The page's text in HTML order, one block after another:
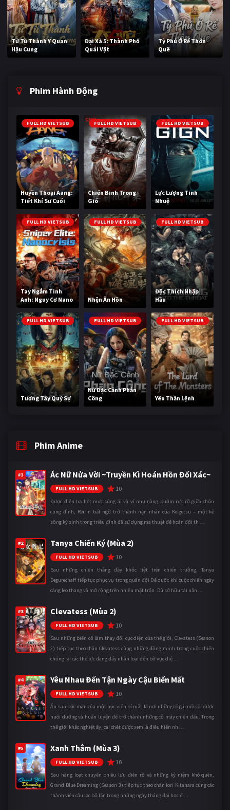
Tử Tù Thành Y Quan
Hậu Cung
Đại Xà 5: Thành Phố
Quái Vật
Tỷ Phú Ở Rể Thôn
Quê
Phim Hành Động
FULL HD VIETSUB
Huyền Thoại Aang:
Tiết Khí Sư Cuối
Cùng
FULL HD VIETSUB
Chiến Binh Trong
Gió
FULL HD VIETSUB
Lực Lượng Tinh
Nhuệ
FULL HD VIETSUB
Tay Ngắm Tinh
Anh: Nguy Cơ Nano
FULL HD VIETSUB
Nhện Ăn Hồn
FULL HD VIETSUB
Độc Thích Nhập
Hầu
FULL HD VIETSUB
Tương Tây Quỷ Sự
FULL HD VIETSUB
Nữ Đặc Cảnh Phản
Công
FULL HD VIETSUB
Yêu Thần Lệnh
Phim Anime
#1 Ác Nữ Nửa Vời ~Truyền Kì Hoán Hồn Đổi Xác~
FULL HD VIETSUB 10
Được điện hạ hết mực sủng ái và ví như nàng bướm rực rỡ giữa chốn
cung đình, Reirin bất ngờ trở thành nạn nhân của Keigetsu – một kẻ
sống ký sinh trong triều đình đã sử dụng ma thuật để hoán đổi th ...
#2 Tanya Chiến Ký (Mùa 2)
FULL HD VIETSUB 10
Sau những chiến thắng đầy khốc liệt trên chiến trường, Tanya
Degurechaff tiếp tục phục vụ trong quân đội Đế quốc khi cuộc chiến ngày
càng leo thang và mở rộng trên nhiều mặt trận. Dù sở hữu tài năn ...
#3 Clevatess (Mùa 2)
FULL HD VIETSUB 10
Sau những biến cố làm thay đổi cục diện của thế giới, Clevatess (Season
2) tiếp tục theo chân Clevatess cùng những đồng minh trong cuộc chiến
chống lại các thế lực đang đẩy nhân loại đến bờ vực diệ ...
#4 Yêu Nhau Đến Tận Ngày Cậu Biến Mất
FULL HD VIETSUB 10
Ẩn sau bức màn của một học viện bí mật là nơi những cô gái mồ côi được
nuôi dưỡng và huấn luyện để trở thành những cỗ máy chiến đấu. Trong
thế giới khắc nghiệt ấy, cái chết được xem là điều hiển nh ...
#5 Xanh Thẳm (Mùa 3)
FULL HD VIETSUB 10
Sau hàng loạt chuyến phiêu lưu điên rồ và những kỷ niệm khó quên,
Grand Blue Dreaming (Season 3) tiếp tục theo chân Iori Kitahara cùng các
thành viên câu lạc bộ lặn trong những ngày tháng đại học đ ...